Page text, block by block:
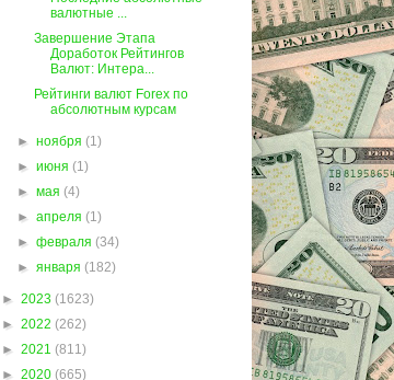
валютные ...
Завершение Этапа
Доработок Рейтингов
Валют: Интера...
Рейтинги валют Forex по
абсолютным курсам
►ноября(1)
►июня(1)
►мая(4)
►апреля(1)
►февраля(34)
►января(182)
► 2023 (1623)
► 2022 (262)
► 2021 (811)
► 2020 (665)